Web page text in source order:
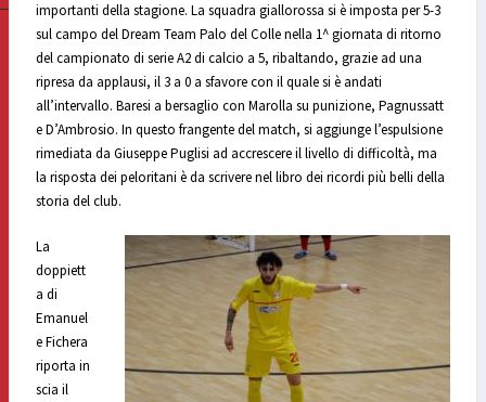
importanti della stagione. La squadra giallorossa si è imposta per 5-3
sul campo del Dream Team Palo del Colle nella 1^ giornata di ritorno
del campionato di serie A2 di calcio a 5, ribaltando, grazie ad una
ripresa da applausi, il 3 a 0 a sfavore con il quale si è andati
all’intervallo. Baresi a bersaglio con Marolla su punizione, Pagnussatt
e D’Ambrosio. In questo frangente del match, si aggiunge l’espulsione
rimediata da Giuseppe Puglisi ad accrescere il livello di difficoltà, ma
la risposta dei peloritani è da scrivere nel libro dei ricordi più belli della
storia del club.
La
doppiett
a di
Emanuel
e Fichera
riporta in
scia il